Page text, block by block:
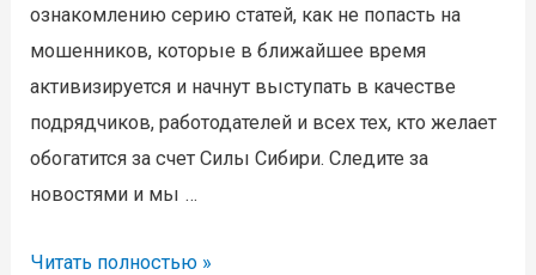
ознакомлению серию статей, как не попасть на
мошенников, которые в ближайшее время
активизируется и начнут выступать в качестве
подрядчиков, работодателей и всех тех, кто желает
обогатится за счет Силы Сибири. Следите за
новостями и мы …
Готовимся
Читать полностью »